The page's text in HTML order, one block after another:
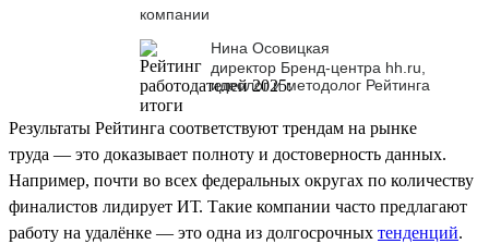
компании
Нина Осовицкая
директор Бренд-центра hh.ru,
идеолог и методолог Рейтинга
Результаты Рейтинга соответствуют трендам на рынке
труда — это доказывает полноту и достоверность данных.
Например, почти во всех федеральных округах по количеству
финалистов лидирует ИТ. Такие компании часто предлагают
работу на удалёнке — это одна из долгосрочных тенденций.